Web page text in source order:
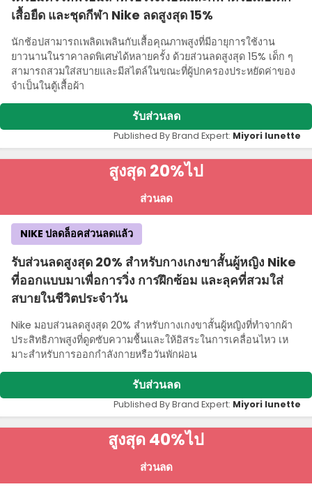
เสื้อยืด และชุดกีฬา Nike ลดสูงสุด 15%
นักช้อปสามารถเพลิดเพลินกับเสื้อคุณภาพสูงที่มีอายุการใช้งาน
ยาวนานในราคาลดพิเศษได้หลายครั้ง ด้วยส่วนลดสูงสุด 15% เด็ก ๆ
สามารถสวมใส่สบายและมีสไตล์ในขณะที่ผู้ปกครองประหยัดค่าของ
จําเป็นในตู้เสื้อผ้า
รับส่วนลด
Published By Brand Expert: Miyori lunette
สูงสุด 20%ไป
ส่วนลด
รับส่วนลดสูงสุด 20% สําหรับกางเกงขาสั้นผู้หญิง Nike
ที่ออกแบบมาเพื่อการวิ่ง การฝึกซ้อม และลุคที่สวมใส่
สบายในชีวิตประจําวัน
Nike มอบส่วนลดสูงสุด 20% สําหรับกางเกงขาสั้นผู้หญิงที่ทําจากผ้า
ประสิทธิภาพสูงที่ดูดซับความชื้นและให้อิสระในการเคลื่อนไหว เห
มาะสําหรับการออกกําลังกายหรือวันพักผ่อน
NIKE ปลดล็อคส่วนลดแล้ว
รับส่วนลด
Published By Brand Expert: Miyori lunette
สูงสุด 40%ไป
ส่วนลด